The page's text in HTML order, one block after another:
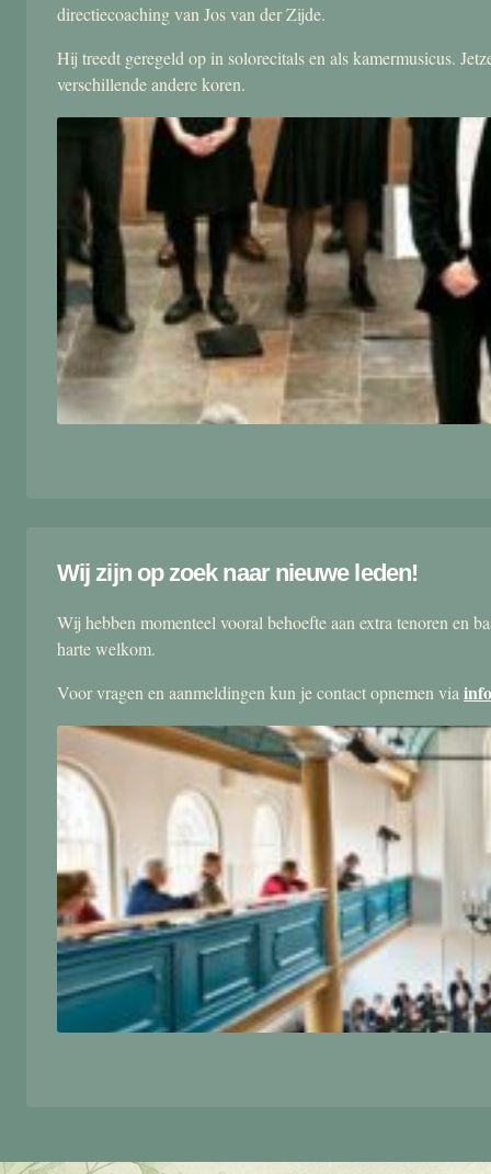
directiecoaching van Jos van der Zijde.
Hij treedt geregeld op in solorecitals en als kamermusicus.
verschillende andere koren.
Wij zijn op zoek naar nieuwe leden!
Wij hebben momenteel vooral behoefte aan extra tenoren en
harte welkom.
Voor vragen en aanmeldingen kun je contact opnemen via